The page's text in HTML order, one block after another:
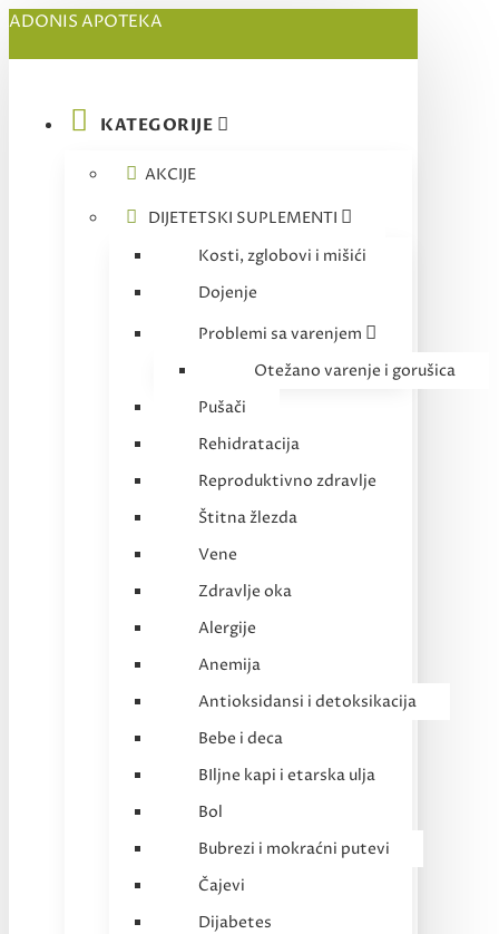
ADONIS APOTEKA
KATEGORIJE
AKCIJE
DIJETETSKI SUPLEMENTI
Kosti, zglobovi i mišići
Dojenje
Problemi sa varenjem
Otežano varenje i gorušica
Pušači
Rehidratacija
Reproduktivno zdravlje
Štitna žlezda
Vene
Zdravlje oka
Alergije
Anemija
Antioksidansi i detoksikacija
Bebe i deca
BIljne kapi i etarska ulja
Bol
Bubrezi i mokraćni putevi
Čajevi
Dijabetes